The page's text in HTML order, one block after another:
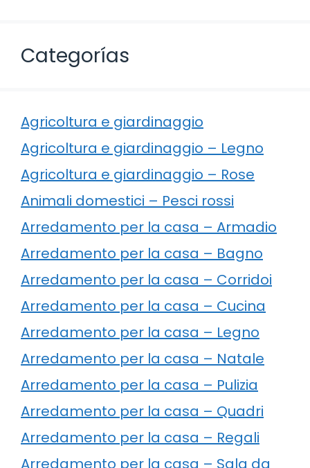
Categorías
Agricoltura e giardinaggio
Agricoltura e giardinaggio – Legno
Agricoltura e giardinaggio – Rose
Animali domestici – Pesci rossi
Arredamento per la casa – Armadio
Arredamento per la casa – Bagno
Arredamento per la casa – Corridoi
Arredamento per la casa – Cucina
Arredamento per la casa – Legno
Arredamento per la casa – Natale
Arredamento per la casa – Pulizia
Arredamento per la casa – Quadri
Arredamento per la casa – Regali
Arredamento per la casa – Sala da